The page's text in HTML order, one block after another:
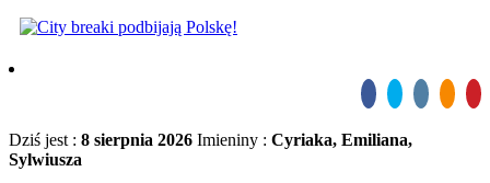
Dziś jest : 8 sierpnia 2026 Imieniny : Cyriaka, Emiliana,
Sylwiusza